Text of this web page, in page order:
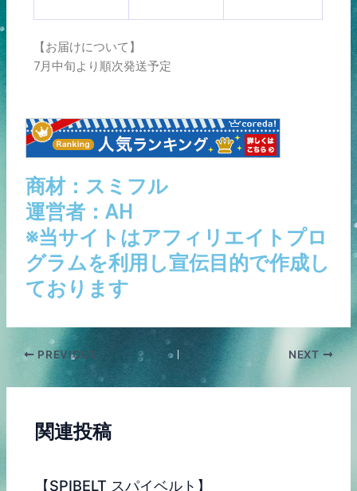
【お届けについて】
7月中旬より順次発送予定
商材：スミフル
運営者：AH
※当サイトはアフィリエイトプロ
グラムを利用し宣伝目的で作成し
ております
PREVIOUS NEXT
関連投稿
【SPIBELT スパイベルト】